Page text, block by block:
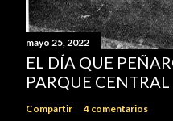
mayo 25, 2022
EL DÍA QUE
PARQUE CENTRAL
Compartir 4 comentarios